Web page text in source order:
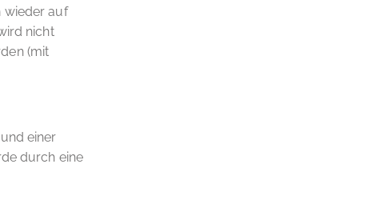
wieder auf
nicht
(mit
einer
durch eine